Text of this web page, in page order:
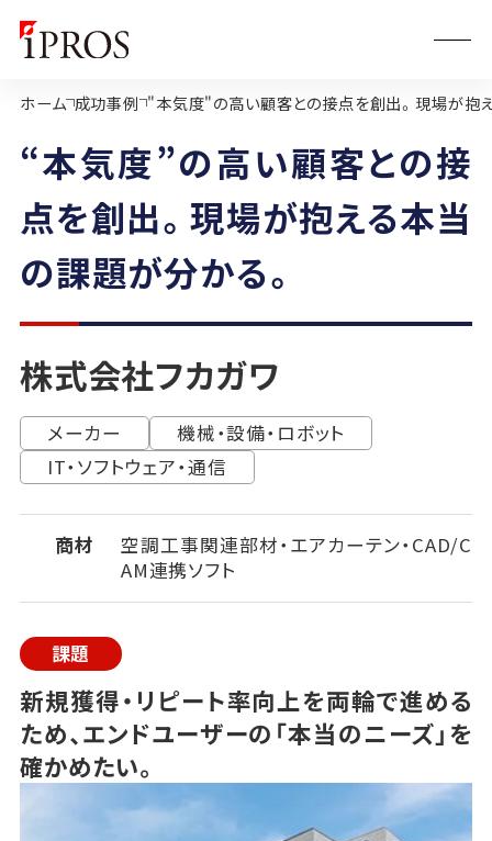
ホーム 成功事例 "本気度"の高い顧客との接点を創出。現場が抱
“本気度”の高い顧客との接
点を創出。現場が抱える本当
の課題が分かる。
株式会社フカガワ
メーカー
機械・設備・ロボット
IT・ソフトウェア・通信
商材
空調工事関連部材・エアカーテン・CAD/C
AM連携ソフト
課題
新規獲得・リピート率向上を両輪で進める
ため、エンドユーザーの「本当のニーズ」を
確かめたい。